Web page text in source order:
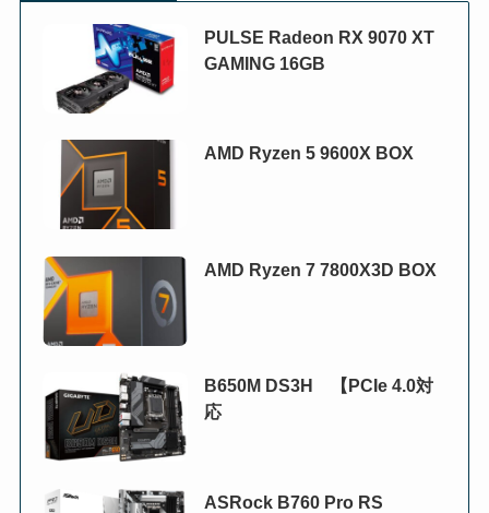
PULSE Radeon RX 9070 XT
GAMING 16GB
AMD Ryzen 5 9600X BOX
AMD Ryzen 7 7800X3D BOX
B650M DS3H 【PCIe 4.0対
応
ASRock B760 Pro RS